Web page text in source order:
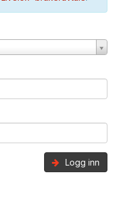
Logg inn